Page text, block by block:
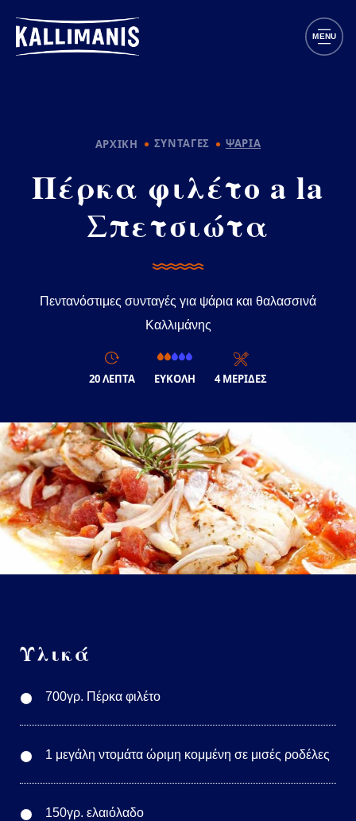
MENU
ΑΡΧΙΚΗ ΣΥΝΤΑΓΕΣ ΨΑΡΙΑ
Πέρκα φιλέτο a la
Σπετσιώτα
Πεντανόστιμες συνταγές για ψάρια και θαλασσινά
Καλλιμάνης
20 ΛΕΠΤΑ ΕΥΚΟΛΗ 4 ΜΕΡΙΔΕΣ
Υλικά
700γρ. Πέρκα φιλέτο
1 μεγάλη ντομάτα ώριμη κομμένη σε μισές ροδέλες
150γρ. ελαιόλαδο